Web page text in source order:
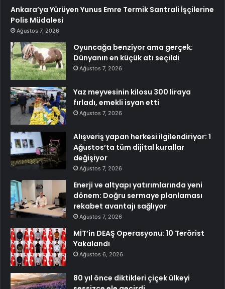
Ankara’ya Yürüyen Yunus Emre Termik Santrali İşçilerine
Polis Müdalesi
Ağustos 7, 2026
Oyuncağa benziyor ama gerçek:
Dünyanın en küçük atı seçildi
Ağustos 7, 2026
Yaz meyvesinin kilosu 300 liraya
fırladı, emekli isyan etti
Ağustos 7, 2026
Alışveriş yapan herkesi ilgilendiriyor: 1
Ağustos’ta tüm dijital kurallar
değişiyor
Ağustos 7, 2026
Enerji ve altyapı yatırımlarında yeni
dönem: Doğru sermaye planlaması
rekabet avantajı sağlıyor
Ağustos 7, 2026
MİT’in DEAŞ Operasyonu: 10 Terörist
Yakalandı
Ağustos 6, 2026
80 yıl önce diktikleri çiçek ülkeyi